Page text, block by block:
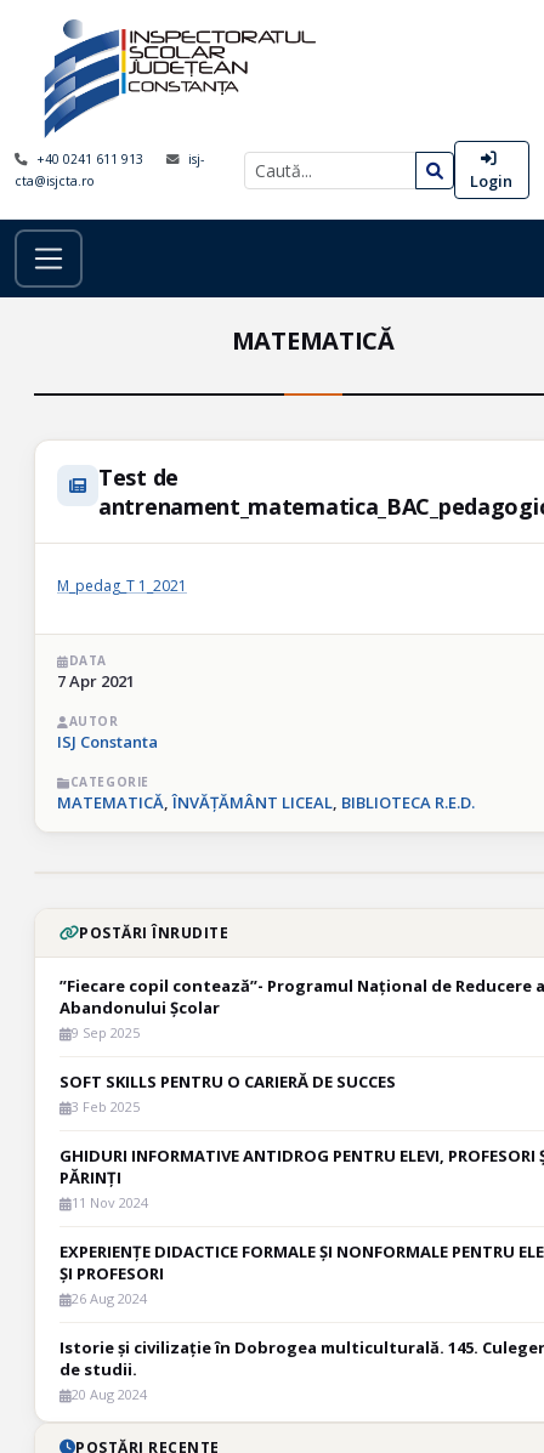
+40 0241 611 913
isj-
cta@isjcta.ro
Login
MATEMATICĂ
Test de
M_pedag_T 1_2021
DATA
7 Apr 2021
AUTOR
ISJ Constanta
CATEGORIE
MATEMATICĂ,ÎNVĂȚĂMÂNT LICEAL, BIBLIOTECA R.E.D.
POSTĂRI ÎNRUDITE
”Fiecare copil contează”- Programul Național de Reducere a
Abandonului Școlar
9 Sep 2025
SOFT SKILLS PENTRU O CARIERĂ DE SUCCES
3 Feb 2025
GHIDURI INFORMATIVE ANTIDROG PENTRU ELEVI, PROFESORI
PĂRINȚI
11 Nov 2024
EXPERIENȚE DIDACTICE FORMALE ȘI NONFORMALE PENTRU
ȘI PROFESORI
26 Aug 2024
Istorie și civilizație în Dobrogea multiculturală. 145.
de studii.
20 Aug 2024
POSTĂRI RECENTE